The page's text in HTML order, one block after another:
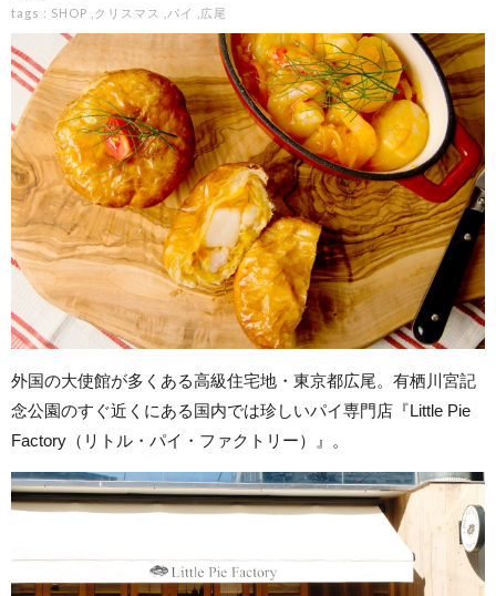
tags : SHOP クリスマス パイ 広尾
外国の大使館が多くある高級住宅地・東京都広尾。有栖川宮記
念公園のすぐ近くにある国内では珍しいパイ専門店『Little Pie
Factory（リトル・パイ・ファクトリー）』。